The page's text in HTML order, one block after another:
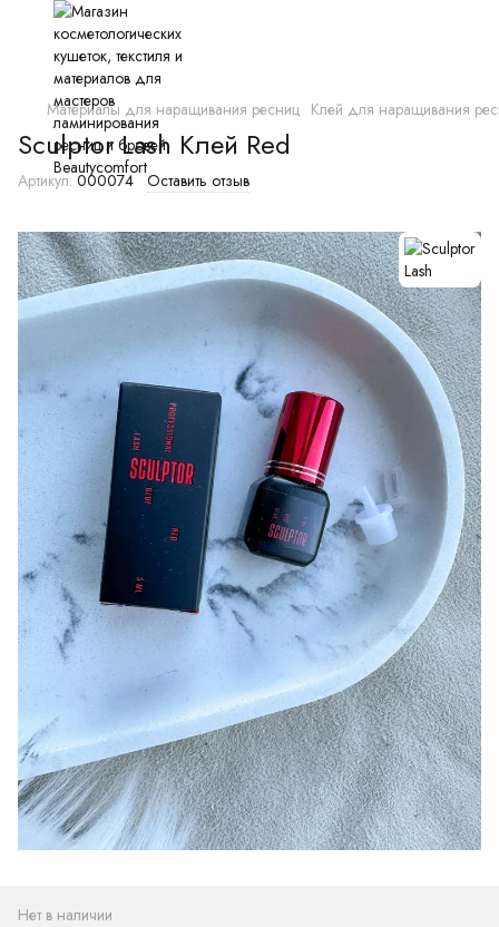
Материалы для наращивания ресниц Клей для наращивания
Sculptor Lash Клей Red
Артикул: 000074 Оставить отзыв
Нет в наличии